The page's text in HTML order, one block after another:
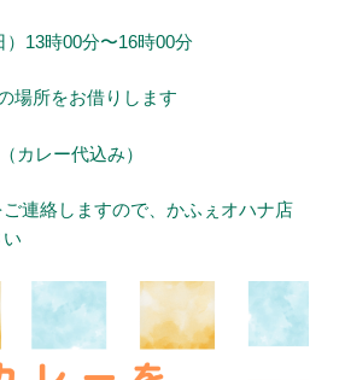
13時00分〜16時00分
場所をお借りします
レー代込み）
連絡しますので、かふぇオハナ店